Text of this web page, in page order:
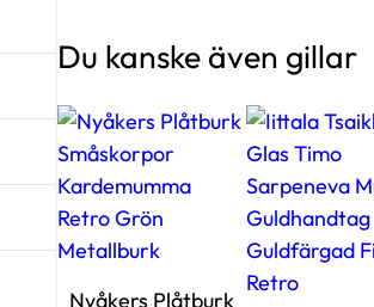
Du kanske även gillar
Nyåkers Plåtburk